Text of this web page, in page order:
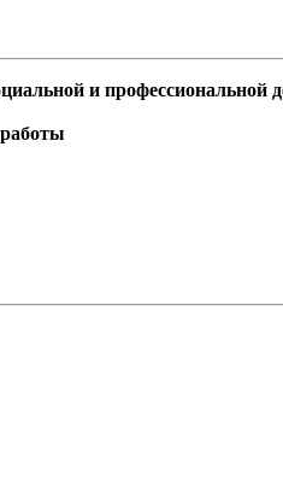
и профессиональной